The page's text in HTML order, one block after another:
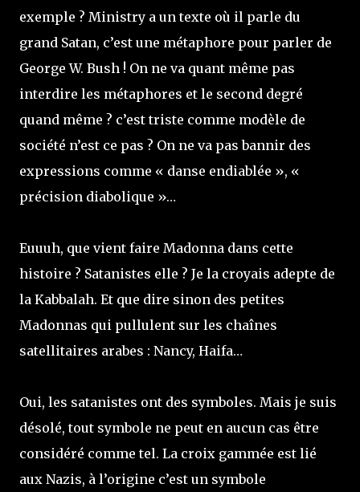
exemple ? Ministry a un texte où il parle du
grand Satan, c’est une métaphore pour parler de
George W. Bush ! On ne va quant même pas
interdire les métaphores et le second degré
quand même ? c’est triste comme modèle de
société n’est ce pas ? On ne va pas bannir des
expressions comme « danse endiablée », «
précision diabolique »…
Euuuh, que vient faire Madonna dans cette
histoire ? Satanistes elle ? Je la croyais adepte de
la Kabbalah. Et que dire sinon des petites
Madonnas qui pullulent sur les chaînes
satellitaires arabes : Nancy, Haifa…
Oui, les satanistes ont des symboles. Mais je suis
désolé, tout symbole ne peut en aucun cas être
considéré comme tel. La croix gammée est lié
aux Nazis, à l’origine c’est un symbole